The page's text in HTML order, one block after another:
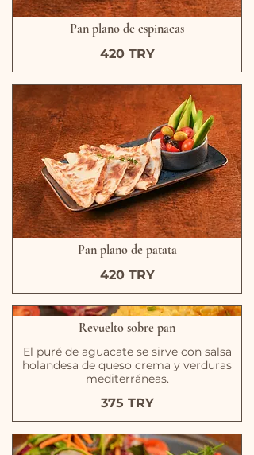
Pan plano de espinacas
420 TRY
Pan plano de patata
420 TRY
Revuelto sobre pan
El puré de aguacate se sirve con salsa
holandesa de queso crema y verduras
mediterráneas.
375 TRY